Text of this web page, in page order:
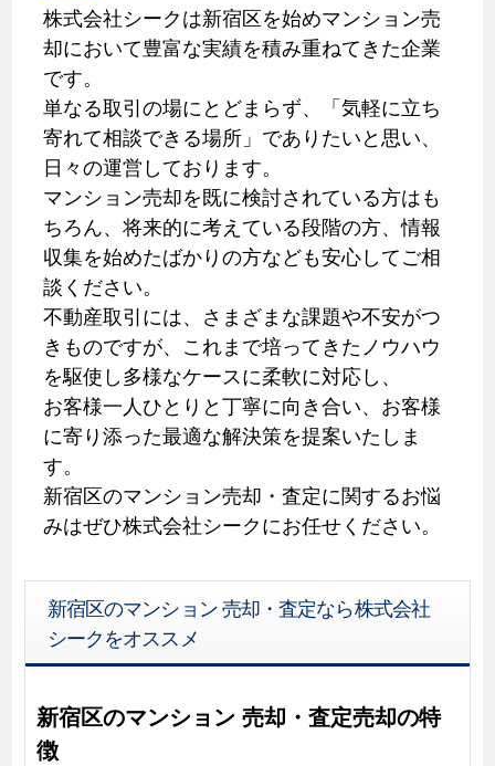
株式会社シークは新宿区を始めマンション売
却において豊富な実績を積み重ねてきた企業
です。
単なる取引の場にとどまらず、「気軽に立ち
寄れて相談できる場所」でありたいと思い、
日々の運営しております。
マンション売却を既に検討されている方はも
ちろん、将来的に考えている段階の方、情報
収集を始めたばかりの方なども安心してご相
談ください。
不動産取引には、さまざまな課題や不安がつ
きものですが、これまで培ってきたノウハウ
を駆使し多様なケースに柔軟に対応し、
お客様一人ひとりと丁寧に向き合い、お客様
に寄り添った最適な解決策を提案いたしま
す。
新宿区のマンション売却・査定に関するお悩
みはぜひ株式会社シークにお任せください。
新宿区のマンション 売却・査定なら株式会社
シークをオススメ
新宿区のマンション 売却・査定売却の特
徴